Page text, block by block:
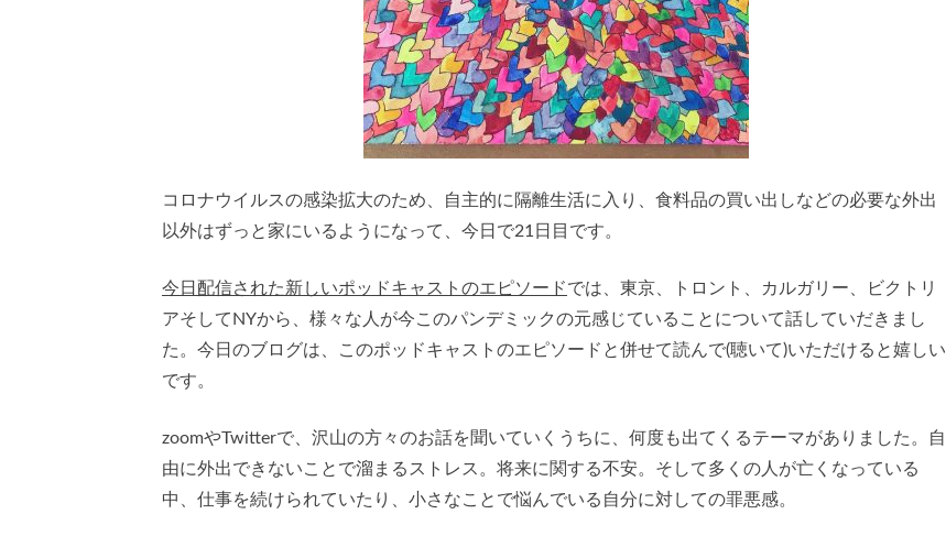
コロナウイルスの感染拡大のため、自主的に隔離生活に入り、食料品の買い出しなどの必要な外出
以外はずっと家にいるようになって、今日で21日目です。
今日配信された新しいポッドキャストのエピソードでは、東京、トロント、カルガリー、ビクトリ
アそしてNYから、様々な人が今このパンデミックの元感じていることについて話していだきまし
た。今日のブログは、このポッドキャストのエピソードと併せて読んで(聴いて)いただけると嬉しい
です。
zoomやTwitterで、沢山の方々のお話を聞いていくうちに、何度も出てくるテーマがありました。自
由に外出できないことで溜まるストレス。将来に関する不安。そして多くの人が亡くなっている
中、仕事を続けられていたり、小さなことで悩んでいる自分に対しての罪悪感。